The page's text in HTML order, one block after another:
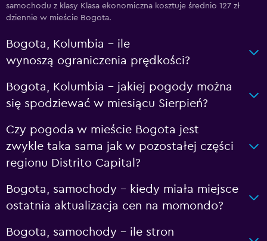
samochodu z klasy Klasa ekonomiczna kosztuje średnio 127 zł
dziennie w mieście Bogota.
Bogota, Kolumbia – ile
wynoszą ograniczenia prędkości?
Bogota, Kolumbia - jakiej pogody można
się spodziewać w miesiącu Sierpień?
Czy pogoda w mieście Bogota jest
zwykle taka sama jak w pozostałej części
regionu Distrito Capital?
Bogota, samochody – kiedy miała miejsce
ostatnia aktualizacja cen na momondo?
Bogota, samochody – ile stron